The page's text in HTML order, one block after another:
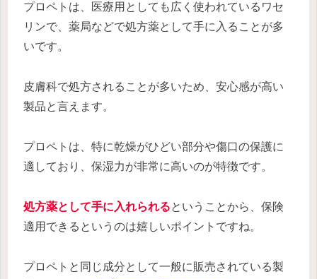
プロペトは、医療用としても広く使われているワセ
リンで、薬局などで処方薬として手に入ることが多
いです。
皮膚科で処方されることが多いため、安心感が高い
製品と言えます。
プロペトは、特に乾燥がひどい部分や傷口の保護に
適しており、保湿力が非常に高いのが特徴です。
処方薬として手に入れられるということから、保険
適用できるというのは嬉しいポイントですね。
プロペトと同じ成分として一般に販売されている製